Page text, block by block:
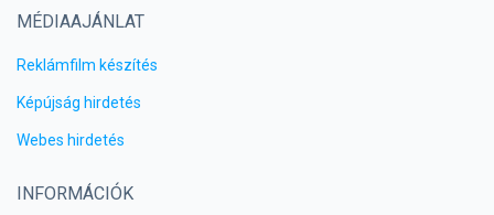
MÉDIAAJÁNLAT
Reklámfilm készítés
Képújság hirdetés
Webes hirdetés
INFORMÁCIÓK